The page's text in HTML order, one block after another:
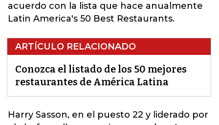
acuerdo con la lista que hace anualmente
Latin America's 50 Best Restaurants.
ARTÍCULO RELACIONADO
Conozca el listado de los 50 mejores
restaurantes de América Latina
Harry Sasson, en el puesto 22 y liderado por